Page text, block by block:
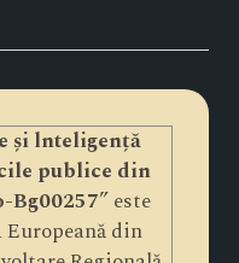
și lnteligență
publice din
Bg00257” este
din